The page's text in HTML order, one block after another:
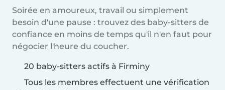
Soirée en amoureux, travail ou simplement
besoin d'une pause : trouvez des baby-sitters de
confiance en moins de temps qu'il n'en faut pour
négocier l'heure du coucher.
20 baby-sitters actifs à Firminy
Tous les membres effectuent une vérification